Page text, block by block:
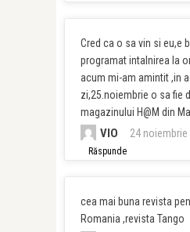
Cred ca o sa vin si eu,e
programat intalnirea la
acum mi-am amintit ,in
zi,25.noiembrie o sa fie
magazinului H@M din
VIO 24 noiembrie
Răspunde
cea mai buna revista
Romania ,revista Tango